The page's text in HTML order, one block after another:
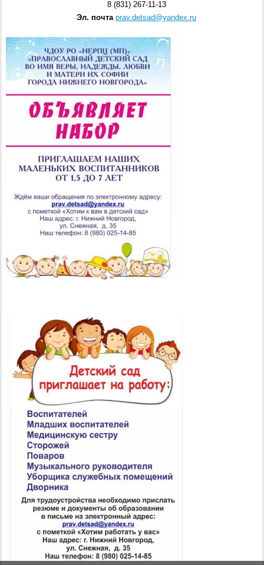
8 (831) 267-11-13
Эл. почта prav.detsad@yandex.ru